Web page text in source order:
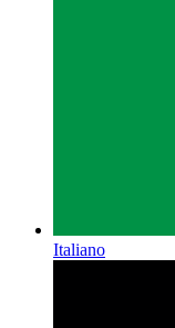
Italiano